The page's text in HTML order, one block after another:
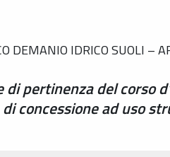
DEMANIO IDRICO SUOLI –
pertinenza del corso
concessione ad uso